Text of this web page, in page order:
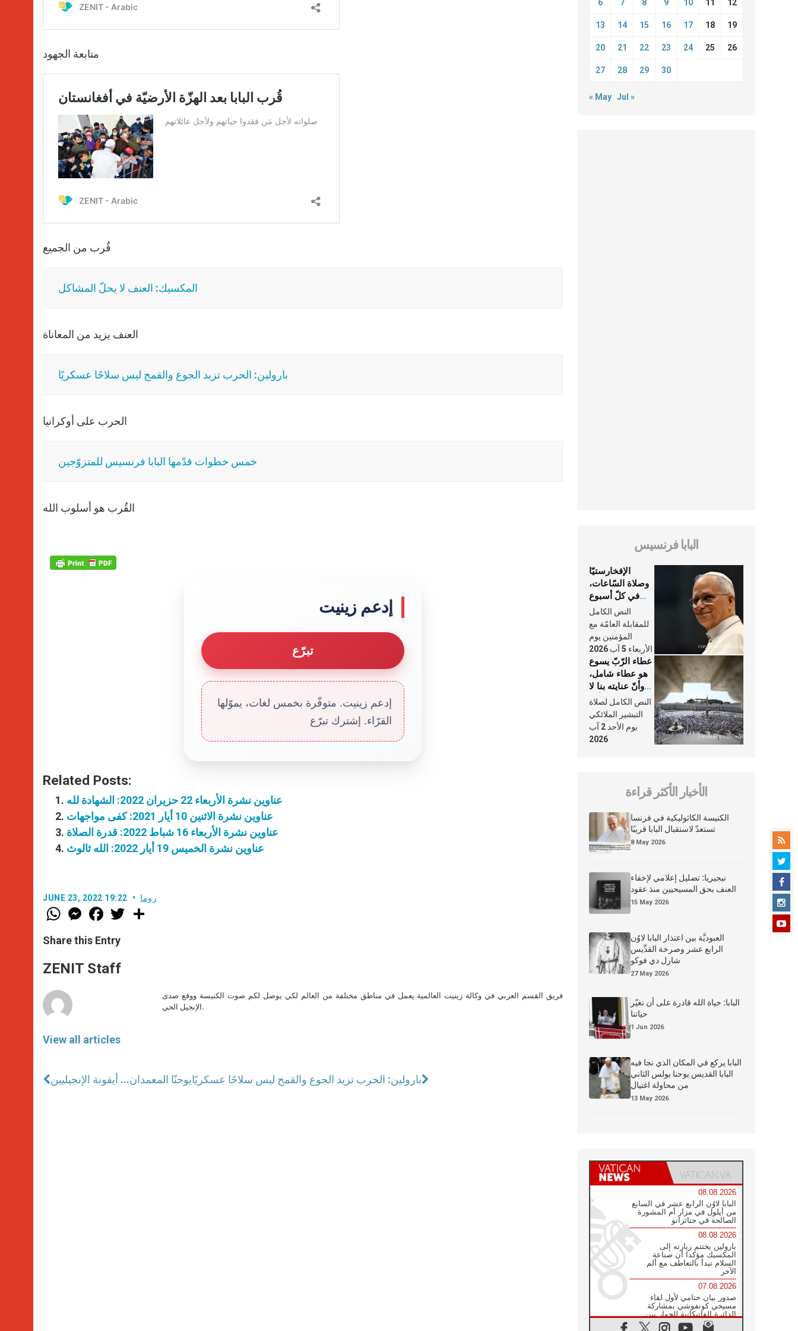
متابعة الجهود
قُرب من الجميع
المكسيك: العنف لا يحلّ المشاكل
العنف يزيد من المعاناة
بارولين: الحرب تزيد الجوع والقمح ليس سلاحًا عسكريًا
الحرب على أوكرانيا
خمس خطوات قدّمها البابا فرنسيس للمتزوّجين
القُرب هو أسلوب الله
إدعم زينيت
تبرّع
إدعم زينيت. متوفّرة بخمس لغات، يموّلها
القرّاء. إشترك تبرّع
Related Posts:
عناوين نشرة الأربعاء 22 حزيران 2022: الشهادة لله
عناوين نشرة الاثنين 10 أيار 2021: كفى مواجهات
عناوين نشرة الأربعاء 16 شباط 2022: قدرة الصلاة
عناوين نشرة الخميس 19 أيار 2022: الله ثالوث
JUNE 23, 2022 19:22 روما
W
h
t
s
p
p
M
e
s
e
g
e
F
a
e
b
o
k
w
Share this Entry
ZENIT Staff
View all articles
فريق القسم العربي في وكالة زينيت العالمية يعمل في مناطق مختلفة من العالم لكي يوصل لكم صوت الكنيسة ووقع صدى
الإنجيل الحي.
يوحنّا المعمدان... أيقونة الإنجيليينبارولين: الحرب تزيد الجوع والقمح ليس سلاحًا عسكريًا
6 7 8 9 10 11 12
13 14 15 16 17 18 19
20 21 22 23 24 25 26
27 28 29 30
« May Jul »
البابا فرنسيس
الإفخارستيّا
وصلاة السّاعات،
في كلّ أسبوع
وكلّ يوم، هما
النَّفَس في حياة
الكنيسة
النص الكامل
للمقابلة العامّة مع
المؤمنين يوم
الأربعاء 5 آب 2026
عطاء الرّبّ يسوع
هو عطاء شامل،
وأنّ عنايته بنا لا
تغيب عنّا أبدًا
النص الكامل لصلاة
التبشير الملائكي
يوم الأحد 2 آب
2026
الأخبار الأكثر قراءة
الكنيسة الكاثوليكية في فرنسا
تستعدّ لاستقبال البابا قريبًا
8 May 2026
نيجيريا: تضليل إعلامي لإخفاء
العنف بحق المسيحيين منذ عقود
15 May 2026
العبوديَّة بين اعتذار البابا لاوُن
الرابع عشر وصرخة القدِّيس
شارل دي فوكو
27 May 2026
البابا: حياة الله قادرة على أن تغيّر
حياتنا
1 Jun 2026
البابا يركع في المكان الذي نجا فيه
البابا القديس يوحنا بولس الثاني
من محاولة اغتيال
13 May 2026
08.08.2026
البابا لاوُن الرابع عشر في السابع
من أيلول في مزار أم المشورة
الصالحة في جناتزانو
08.08.2026
بارولين يختتم زيارته إلى
المكسيك مؤكدا أن صناعة
السلام تبدأ بالتعاطف مع ألم
الآخر
07.08.2026
صدور بيان ختامي لأول لقاء
مسيحي كونفوشي بمشاركة
الدائرة الفاتيكانية للحوار بين